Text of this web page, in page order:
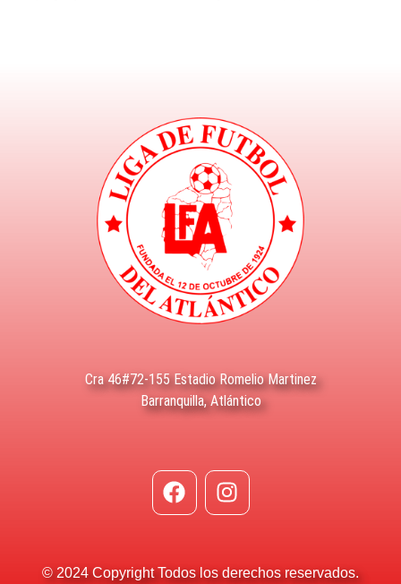
Cra 46#72-155 Estadio Romelio Martinez
Barranquilla, Atlántico
© 2024 Copyright Todos los derechos reservados.